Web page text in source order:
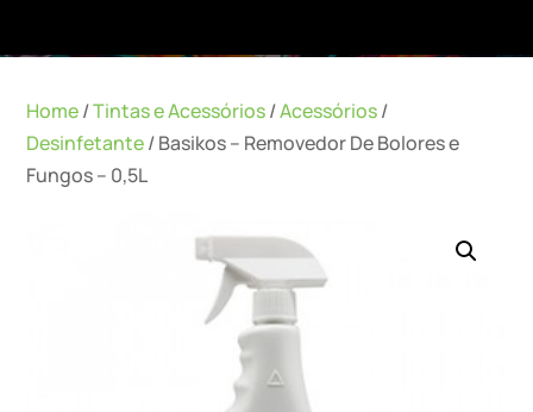
Home/Tintas e Acessórios/Acessórios/
Desinfetante/ Basikos – Removedor De Bolores e
Fungos – 0,5L